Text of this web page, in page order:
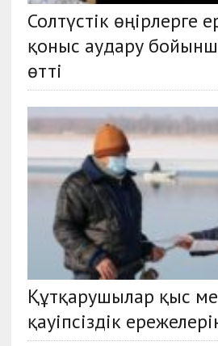
Солтүстік өңірлерге
қоныс аудару
өтті
Құтқарушылар қыс
қауіпсіздік